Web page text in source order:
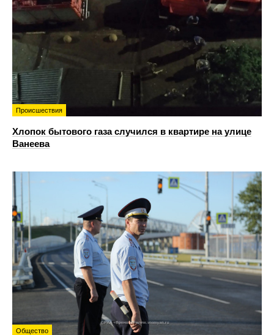
Происшествия
Хлопок бытового газа случился в квартире на улице
Ванеева
Общество